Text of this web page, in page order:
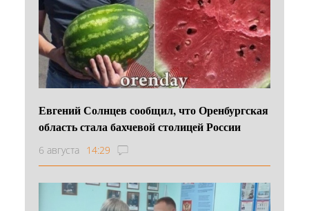
Евгений Солнцев сообщил, что Оренбургская
область стала бахчевой столицей России
6 августа 14:29